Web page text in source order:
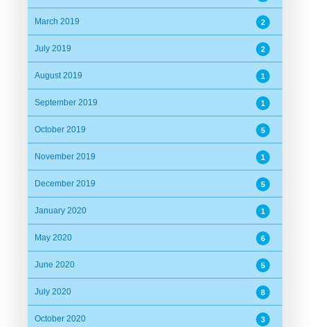
March 2019 2
July 2019 2
August 2019 1
September 2019 1
October 2019 5
November 2019 1
December 2019 5
January 2020 1
May 2020 6
June 2020 5
July 2020 8
October 2020 3